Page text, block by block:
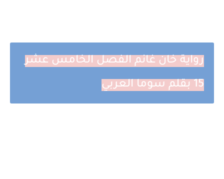
رواية خان غانم الفصل الخامس عشر
15 بقلم سوما العربي